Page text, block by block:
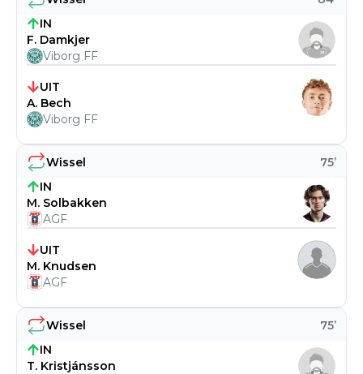
Wissel 75’
IN
T. Kristjánsson
Wissel 75’
IN
M. Solbakken
AGF
UIT
M. Knudsen
AGF
IN
F. Damkjer
Viborg FF
UIT
A. Bech
Viborg FF